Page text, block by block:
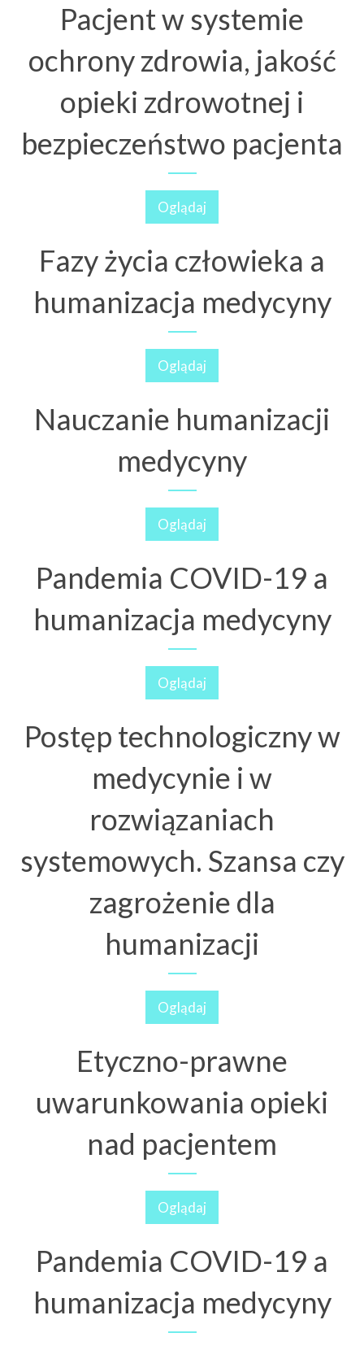
Pacjent w systemie
ochrony zdrowia, jakość
opieki zdrowotnej i
bezpieczeństwo pacjenta
Oglądaj
Fazy życia człowieka a
humanizacja medycyny
Oglądaj
Nauczanie humanizacji
medycyny
Oglądaj
Pandemia COVID-19 a
humanizacja medycyny
Oglądaj
Postęp technologiczny w
medycynie i w
rozwiązaniach
systemowych. Szansa czy
zagrożenie dla
humanizacji
Oglądaj
Etyczno-prawne
uwarunkowania opieki
nad pacjentem
Oglądaj
Pandemia COVID-19 a
humanizacja medycyny